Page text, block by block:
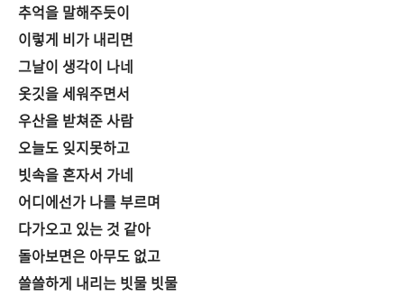
추억을 말해주듯이
이렇게 비가 내리면
그날이 생각이 나네
옷깃을 세워주면서
우산을 받쳐준 사람
오늘도 잊지못하고
빗속을 혼자서 가네
어디에선가 나를 부르며
다가오고 있는 것 같아
돌아보면은 아무도 없고
쓸쓸하게 내리는 빗물 빗물